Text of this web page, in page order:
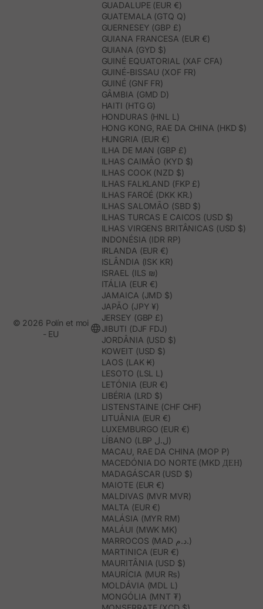
GUADALUPE (EUR €)
GUATEMALA (GTQ Q)
GUERNESEY (GBP £)
GUIANA FRANCESA (EUR €)
GUIANA (GYD $)
GUINÉ EQUATORIAL (XAF CFA)
GUINÉ-BISSAU (XOF FR)
GUINÉ (GNF FR)
GÂMBIA (GMD D)
HAITI (HTG G)
HONDURAS (HNL L)
HONG KONG, RAE DA CHINA (HKD $)
HUNGRIA (EUR €)
ILHA DE MAN (GBP £)
ILHAS CAIMÃO (KYD $)
ILHAS COOK (NZD $)
ILHAS FALKLAND (FKP £)
ILHAS FAROÉ (DKK KR.)
ILHAS SALOMÃO (SBD $)
ILHAS TURCAS E CAICOS (USD $)
ILHAS VIRGENS BRITÂNICAS (USD $)
INDONÉSIA (IDR RP)
IRLANDA (EUR €)
ISLÂNDIA (ISK KR)
ISRAEL (ILS ₪)
ITÁLIA (EUR €)
JAMAICA (JMD $)
JAPÃO (JPY ¥)
JERSEY (GBP £)
JIBUTI (DJF FDJ)
JORDÂNIA (USD $)
KOWEIT (USD $)
LAOS (LAK ₭)
LESOTO (LSL L)
LETÓNIA (EUR €)
LIBÉRIA (LRD $)
LISTENSTAINE (CHF CHF)
LITUÂNIA (EUR €)
LUXEMBURGO (EUR €)
LÍBANO (LBP ل.ل)
MACAU, RAE DA CHINA (MOP P)
MACEDÓNIA DO NORTE (MKD ДЕН)
MADAGÁSCAR (USD $)
MAIOTE (EUR €)
MALDIVAS (MVR MVR)
MALTA (EUR €)
MALÁSIA (MYR RM)
MALÁUI (MWK MK)
MARROCOS (MAD د.م.)
MARTINICA (EUR €)
MAURITÂNIA (USD $)
MAURÍCIA (MUR ₨)
MOLDÁVIA (MDL L)
MONGÓLIA (MNT ₮)
© 2026 Polín et moi
- EU